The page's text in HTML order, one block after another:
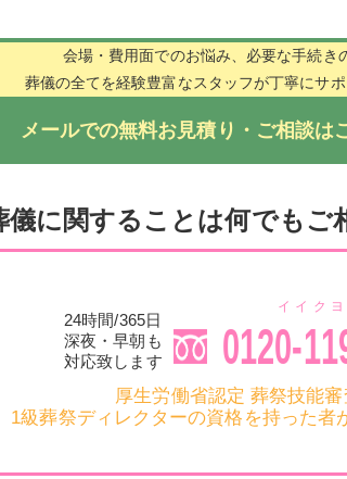
会場・費用面でのお悩み、必要な手続き
葬儀の全てを経験豊富なスタッフが丁寧にサ
メールでの無料お見積り・ご相談は
儀に関することは何でもご
24時間/365日
深夜・早朝も
対応致します
イイク
0120-
厚生労働省認定 葬祭技能審
1級葬祭ディレクターの資格を持った者